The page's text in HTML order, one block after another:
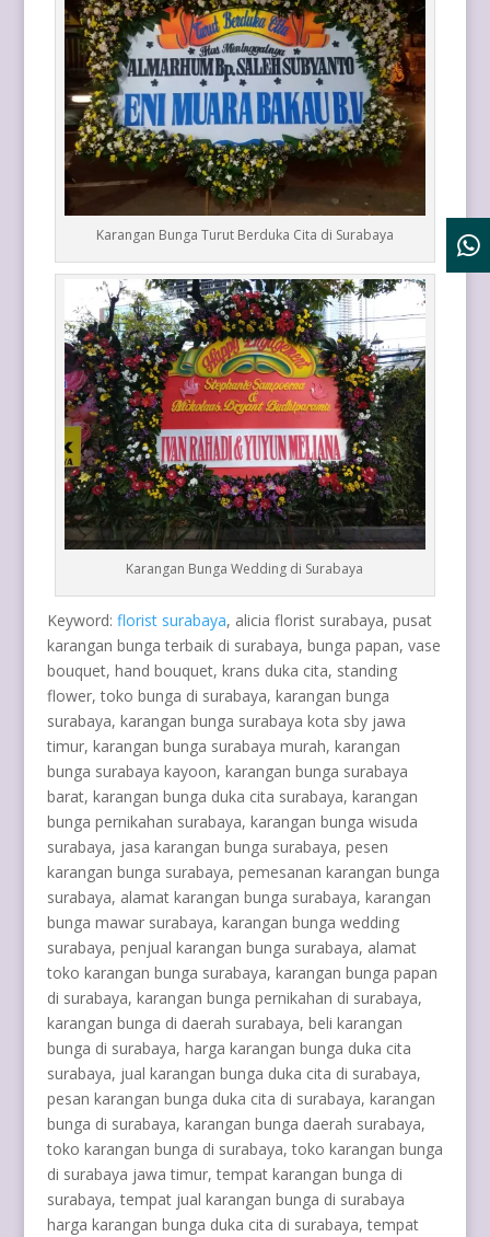
Karangan Bunga Turut Berduka Cita di Surabaya
Karangan Bunga Wedding di Surabaya
Keyword: florist surabaya, alicia florist surabaya, pusat
karangan bunga terbaik di surabaya, bunga papan, vase
bouquet, hand bouquet, krans duka cita, standing
flower, toko bunga di surabaya, karangan bunga
surabaya, karangan bunga surabaya kota sby jawa
timur, karangan bunga surabaya murah, karangan
bunga surabaya kayoon, karangan bunga surabaya
barat, karangan bunga duka cita surabaya, karangan
bunga pernikahan surabaya, karangan bunga wisuda
surabaya, jasa karangan bunga surabaya, pesen
karangan bunga surabaya, pemesanan karangan bunga
surabaya, alamat karangan bunga surabaya, karangan
bunga mawar surabaya, karangan bunga wedding
surabaya, penjual karangan bunga surabaya, alamat
toko karangan bunga surabaya, karangan bunga papan
di surabaya, karangan bunga pernikahan di surabaya,
karangan bunga di daerah surabaya, beli karangan
bunga di surabaya, harga karangan bunga duka cita
surabaya, jual karangan bunga duka cita di surabaya,
pesan karangan bunga duka cita di surabaya, karangan
bunga di surabaya, karangan bunga daerah surabaya,
toko karangan bunga di surabaya, toko karangan bunga
di surabaya jawa timur, tempat karangan bunga di
surabaya, tempat jual karangan bunga di surabaya
harga karangan bunga duka cita di surabaya, tempat